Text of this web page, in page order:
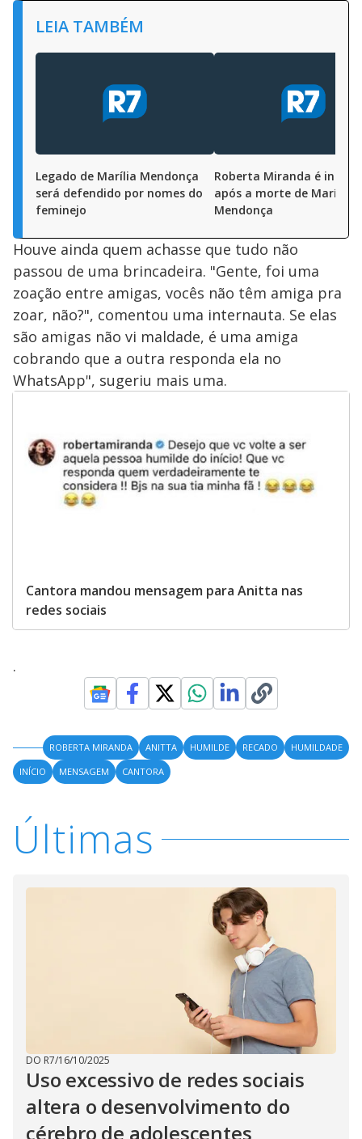
LEIA TAMBÉM
Legado de Marília Mendonça
será defendido por nomes do
feminejo
Roberta Miranda é
após a morte de Marília
Mendonça
Houve ainda quem achasse que tudo não
passou de uma brincadeira. "Gente, foi uma
zoação entre amigas, vocês não têm amiga pra
zoar, não?", comentou uma internauta. Se elas
são amigas não vi maldade, é uma amiga
cobrando que a outra responda ela no
WhatsApp", sugeriu mais uma.
Cantora mandou mensagem para Anitta nas
redes sociais
.
ROBERTA MIRANDA ANITTA HUMILDE RECADO
HUMILDADE
INÍCIO
MENSAGEM CANTORA
Últimas
DO R7/16/10/2025
Uso excessivo de redes sociais
altera o desenvolvimento do
cérebro de adolescentes